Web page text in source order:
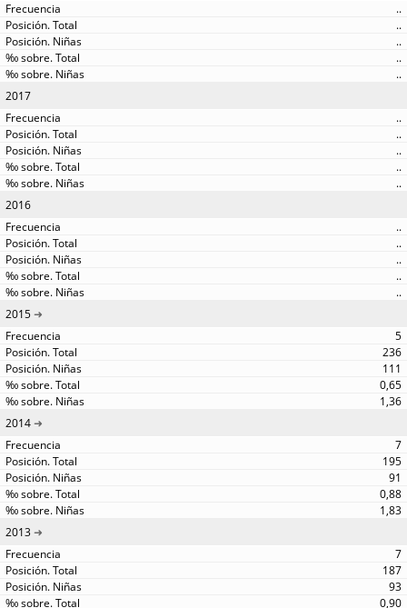
..
..
..
..
..
2017
..
..
..
..
..
2016
..
..
..
..
..
2015
5
236
111
0,65
1,36
2014
7
195
91
0,88
1,83
2013
7
187
93
0,90